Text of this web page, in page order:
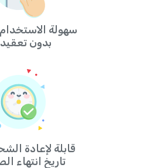
سهولة
بدون
قابلة لإعادة
تاريخ انتهاء